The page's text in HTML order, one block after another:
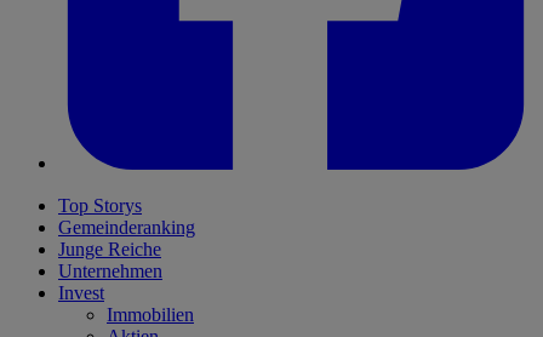
Top Storys
Gemeinderanking
Junge Reiche
Unternehmen
Invest
Immobilien